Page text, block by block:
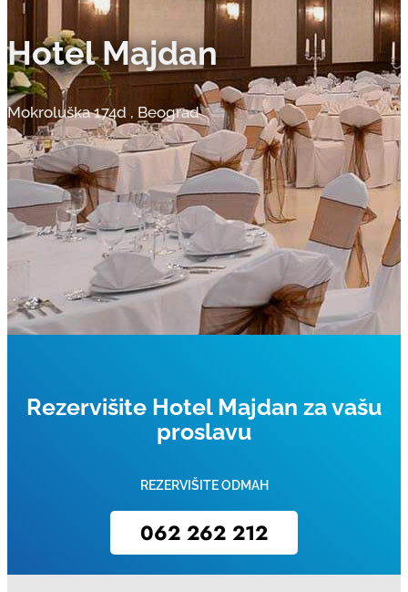
Hotel Majdan
Mokroluška 174d , Beograd
Rezervišite Hotel Majdan za vašu
proslavu
REZERVIŠITE ODMAH
062 262 212